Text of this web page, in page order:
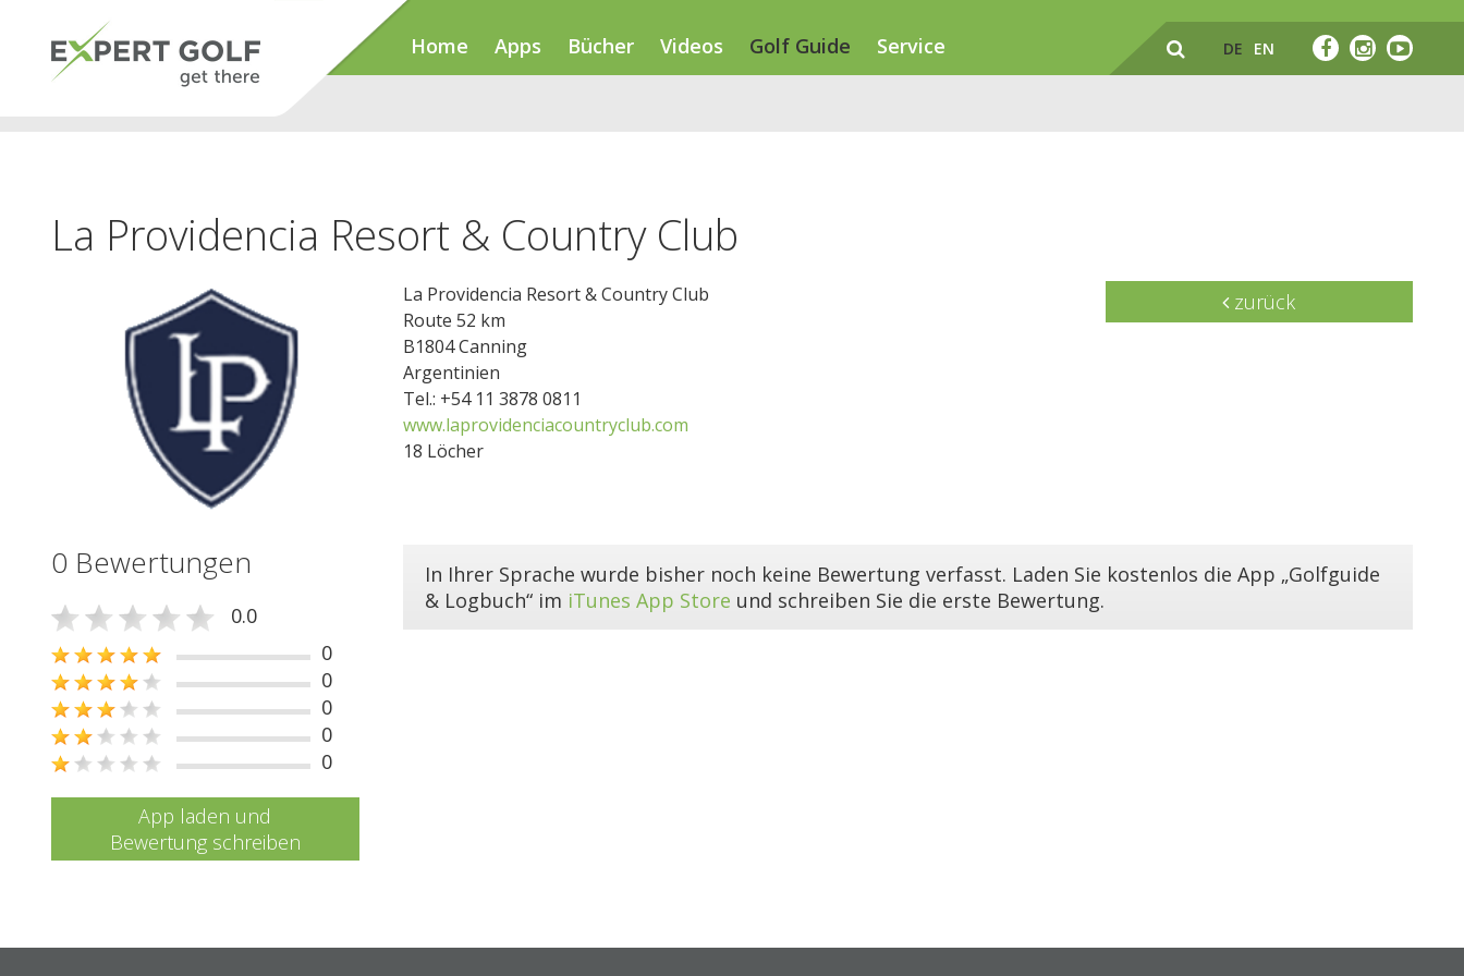
Home Apps Bücher Videos Golf Guide Service DE EN
La Providencia Resort & Country Club
La Providencia Resort & Country Club
Route 52 km
B1804 Canning
Argentinien
Tel.: +54 11 3878 0811
www.laprovidenciacountryclub.com
18 Löcher
zurück
0 Bewertungen
0.0
0
0
0
0
0
App laden und
Bewertung schreiben
In Ihrer Sprache wurde bisher noch keine Bewertung verfasst. Laden Sie kostenlos die App „Golfguide
& Logbuch“ im iTunes App Store und schreiben Sie die erste Bewertung.